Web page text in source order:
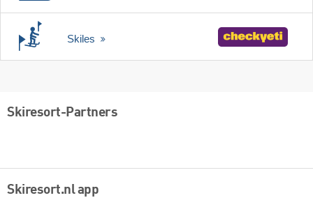
Skiles
Skiresort-Partners
Skiresort.nl app